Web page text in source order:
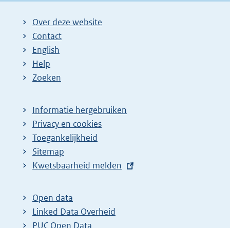
Over deze website
Contact
English
Help
Zoeken
Informatie hergebruiken
Privacy en cookies
Toegankelijkheid
Sitemap
E
t
e
r
Kwetsbaarheid melden
Open data
Linked Data Overheid
PUC Open Data